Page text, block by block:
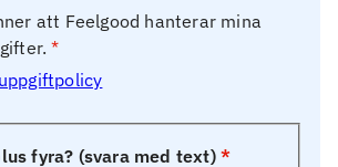
att Feelgood hanterar mina
fyra? (svara med text)